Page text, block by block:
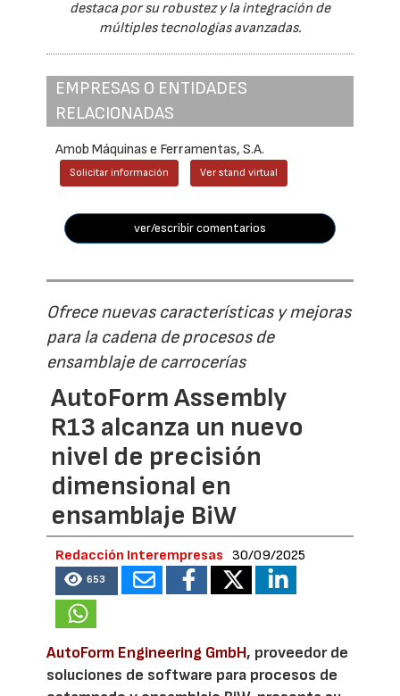
destaca por su robustez y la integración de
múltiples tecnologías avanzadas.
EMPRESAS O ENTIDADES
RELACIONADAS
Amob Máquinas e Ferramentas, S.A.
Solicitar información Ver stand virtual
ver/escribir comentarios
Ofrece nuevas características y mejoras
para la cadena de procesos de
ensamblaje de carrocerías
AutoForm Assembly
R13 alcanza un nuevo
nivel de precisión
dimensional en
ensamblaje BiW
Redacción Interempresas 30/09/2025
653
AutoForm Engineering GmbH, proveedor de
soluciones de software para procesos de